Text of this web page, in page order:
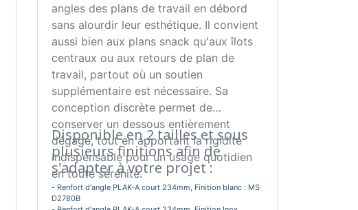
angles des plans de travail en débord
sans alourdir leur esthétique. Il convient
aussi bien aux plans snack qu'aux îlots
centraux ou aux retours de plan de
travail, partout où un soutien
supplémentaire est nécessaire. Sa
conception discrète permet de
conserver un dessous entièrement
dégagé, tout en apportant la rigidité
indispensable pour un usage quotidien
en toute sérénité.
Disponible en 2 tailles et sous
plusieurs finitions afin de
s'adapter à votre projet :
- Renfort d'angle PLAK-A court 234mm, Finition blanc : MS
D2780B